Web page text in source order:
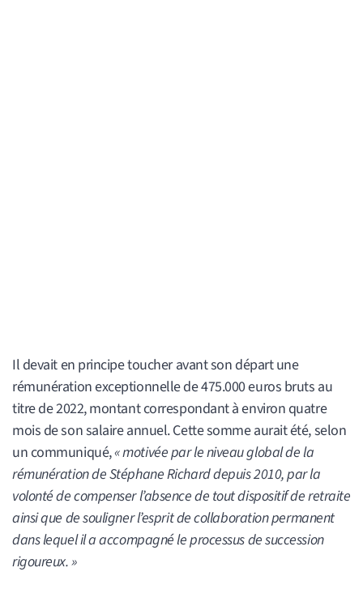
Il devait en principe toucher avant son départ une
rémunération exceptionnelle de 475.000 euros bruts au
titre de 2022, montant correspondant à environ quatre
mois de son salaire annuel. Cette somme aurait été, selon
un communiqué,« motivée par le niveau global de la
rémunération de Stéphane Richard depuis 2010, par la
volonté de compenser l’absence de tout dispositif de retraite
ainsi que de souligner l’esprit de collaboration permanent
dans lequel il a accompagné le processus de succession
rigoureux. »